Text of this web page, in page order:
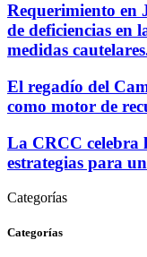
Requerimiento en
de deficiencias en
medidas
El regadío del
como motor de
La CRCC celebra
estrategias para
Categorías
Categorías